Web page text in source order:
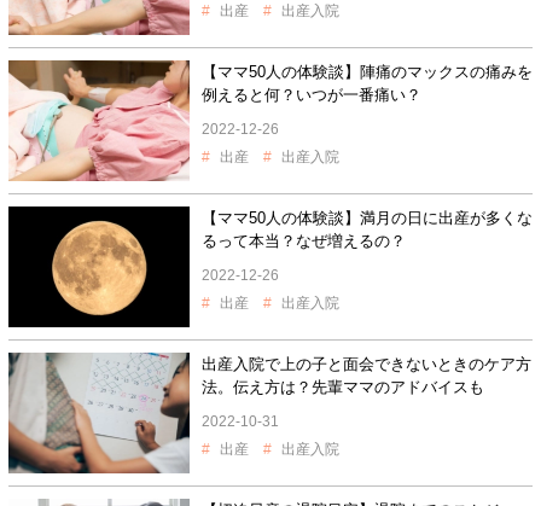
出産
出産入院
【ママ50人の体験談】陣痛のマックスの痛みを
例えると何？いつが一番痛い？
2022-12-26
出産
出産入院
【ママ50人の体験談】満月の日に出産が多くな
るって本当？なぜ増えるの？
2022-12-26
出産
出産入院
出産入院で上の子と面会できないときのケア方
法。伝え方は？先輩ママのアドバイスも
2022-10-31
出産
出産入院